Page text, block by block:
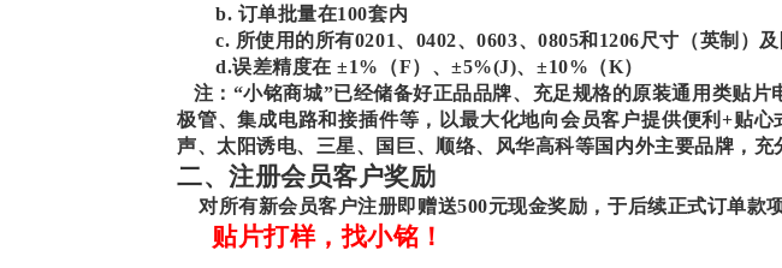
b. 订单批量在100套内
c. 所使用的所有0201、0402、0603、0805和1206尺寸（英制）
d.误差精度在 ±1%（F）、±5%(J)、±10%（K）
注： “小铭商城”已经储备好正品品牌、充足规格的原装通用类贴片
极管、集成电路和接插件等，以最大化地向会员客户提供便利+贴
声、太阳诱电、三星、国巨、顺络、风华高科等国内外主要品牌，充
二、注册会员客户奖励
对所有新会员客户注册即赠送500元现金奖励，于后续正式订单款
贴片打样，找小铭！